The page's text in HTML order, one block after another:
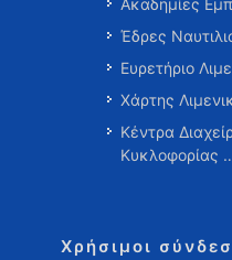
Ακαδημίες
Έδρες
Ευρετήριο
Χάρτης
Κέντρα
Κυκλοφορίας
Χρήσιμοι